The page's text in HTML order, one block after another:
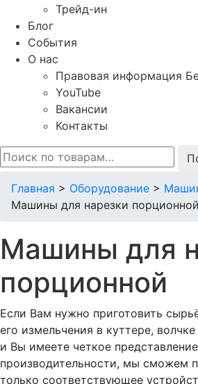
Трейд-ин
Блог
События
О нас
Правовая информация
YouTube
Вакансии
Контакты
Искать:
Главная > Оборудование >
Машины для нарезки порционной
Машины для
порционной
Если Вам нужно приготовить
его измельчения в куттере,
и Вы имеете четкое
производительности, мы сможем
только соответствующее